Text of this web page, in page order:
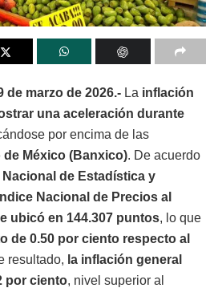
de marzo de 2026.- La inflación
una aceleración durante
por encima de las
de México (Banxico). De acuerdo
Nacional de Estadística y
Índice Nacional de Precios al
ubicó en 144.307 puntos, lo que
de 0.50 por ciento respecto al
resultado, la inflación general
por ciento, nivel superior al